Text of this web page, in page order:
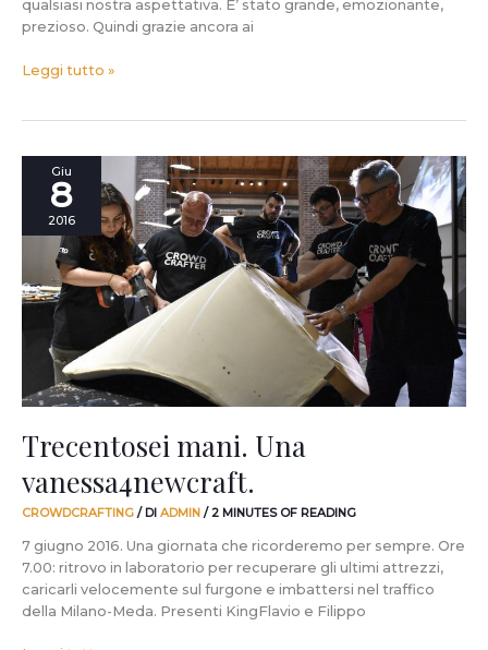
qualsiasi nostra aspettativa. E’ stato grande, emozionante,
prezioso. Quindi grazie ancora ai
Leggi tutto »
Giu
8
2016
Trecentosei mani. Una
vanessa4newcraft.
CROWDCRAFTING / DI ADMIN /2 MINUTES OF READING
7 giugno 2016. Una giornata che ricorderemo per sempre. Ore
7.00: ritrovo in laboratorio per recuperare gli ultimi attrezzi,
caricarli velocemente sul furgone e imbattersi nel traffico
della Milano-Meda. Presenti KingFlavio e Filippo
Trecentosei
mani.
vanessa4newcraft.